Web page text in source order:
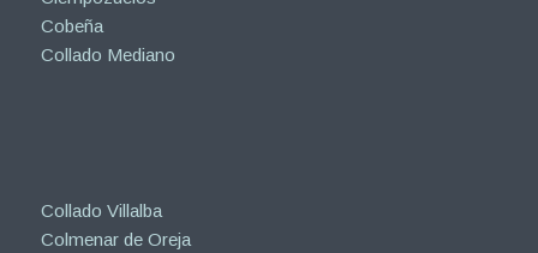
Cobeña
Collado Mediano
Collado Villalba
Colmenar de Oreja